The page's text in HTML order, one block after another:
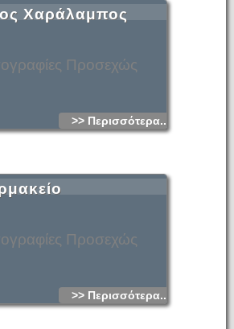
Προσεχώς
Χαράλαμπος
>> Περισσότερα...
Προσεχώς
>> Περισσότερα...